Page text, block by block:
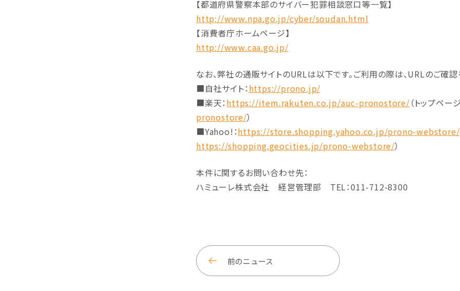
【都道府県警察本部のサイバー犯罪相談窓口等一覧】
http://www.npa.go.jp/cyber/soudan.html
【消費者庁ホームページ】
http://www.caa.go.jp/
なお、弊社の通販サイトのURLは以下です。ご利用の際は、URLのご確認
■自社サイト： https://prono.jp/
■楽天： https://item.rakuten.co.jp/auc-pronostore/ （トップペー
pronostore/）
■Yahoo!：https://store.shopping.yahoo.co.jp/prono-webstore/
https://shopping.geocities.jp/prono-webstore/）
本件に関するお問い合わせ先：
ハミューレ株式会社 経営管理部 TEL：011-712-8300
前のニュース